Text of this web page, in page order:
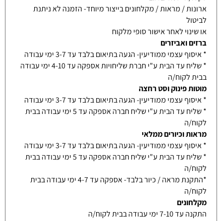
ארונות / מראות / מקלחונים בייצור מיוחד- הזמנה לא ניתנת
לביטול
או שינוי לאחר אישור סופי מלקוח
ברזים ואביזרים
* איסוף עצמי ממודיעין- הגעה בתיאום בלבד עד 3-7 ימי עבודה
* שליח עד הבית ע"י חברת שליחויות אספקה עד 4-10 ימי עבודה
בבית לקוח/ה
מוטות פינוק וסט רחצה
* איסוף עצמי ממודיעין- הגעה בתיאום בלבד עד 3-7 ימי עבודה
* שליח עד הבית ע"י שליח חברה אספקה עד 5 ימי עבודה בבית
לקוח/ה
מראות וכיורים ממלאי
* איסוף עצמי ממודיעין- הגעה בתיאום בלבד עד 3-7 ימי עבודה
* שליח עד הבית ע"י שליח חברה אספקה עד 5 ימי עבודה בבית
לקוח/ה
*התקנת מראה / כיור בלבד- אספקה עד 4-7 ימי עבודה בבית
לקוח/ה
מקלחונים
התקנה עד 7-10 ימי עבודה בבית לקוח/ה